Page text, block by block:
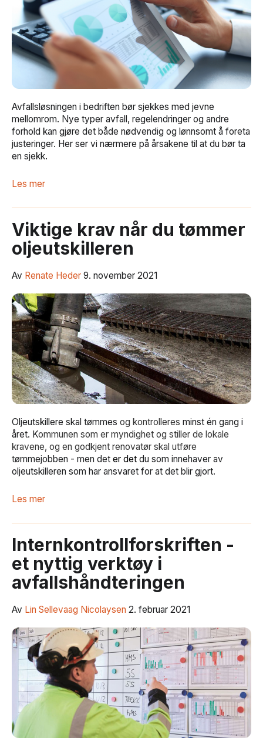
Avfallsløsningen i bedriften bør sjekkes med jevne
mellomrom. Nye typer avfall, regelendringer og andre
forhold kan gjøre det både nødvendig og lønnsomt å foreta
justeringer. Her ser vi nærmere på årsakene til at du bør ta
en sjekk.
Les mer
Viktige krav når du tømmer
oljeutskilleren
Av Renate Heder 9. november 2021
Oljeutskillere skal tømmes og kontrolleres minst én gang i
året. Kommunen som er myndighet og stiller de lokale
kravene, og en godkjent renovatør skal utføre
tømmejobben - men det er det du som innehaver av
oljeutskilleren som har ansvaret for at det blir gjort.
Les mer
Internkontrollforskriften -
et nyttig verktøy i
avfallshåndteringen
Av Lin Sellevaag Nicolaysen 2. februar 2021